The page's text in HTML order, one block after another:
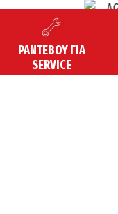
ΡΑΝΤΕΒΟΥ ΓΙΑ
SERVICE